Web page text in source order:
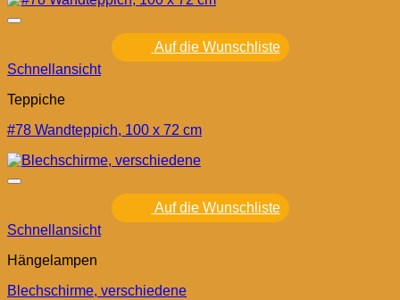
Auf die Wunschliste
Schnellansicht
Teppiche
#78 Wandteppich, 100 x 72 cm
Auf die Wunschliste
Schnellansicht
Hängelampen
Blechschirme, verschiedene